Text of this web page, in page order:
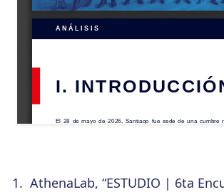
AthenaLab, “ESTUDIO | 6ta